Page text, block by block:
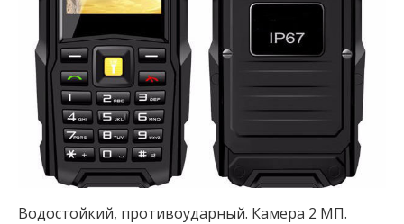
Водостойкий, противоударный. Камера 2 МП.